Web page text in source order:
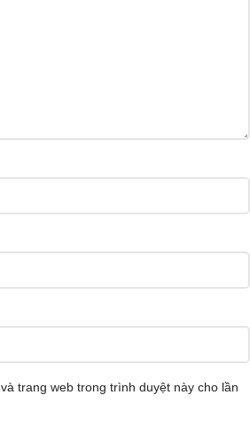
trang web trong trình duyệt này cho lần